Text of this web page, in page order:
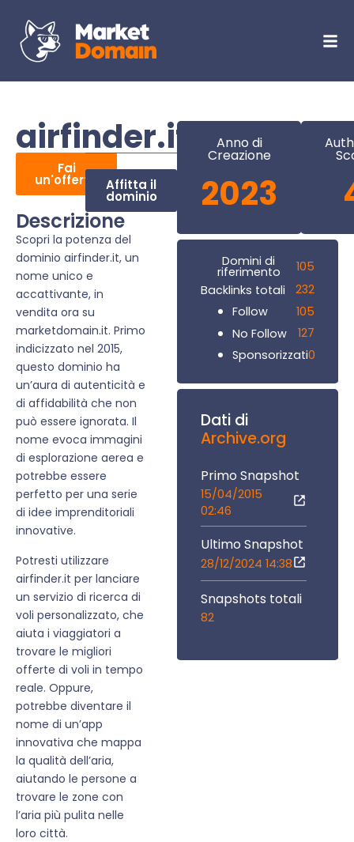
airfinder.it
Fai
un'offerta Affitta il
dominio
Descrizione
Scopri la potenza del
dominio airfinder.it, un
nome unico e
accattivante, in
vendita ora su
marketdomain.it. Primo
indicizzato nel 2015,
questo dominio ha
un’aura di autenticità e
di affidabilità che non
può essere ignorata. Il
nome evoca immagini
di esplorazione aerea e
potrebbe essere
perfetto per una serie
di idee imprenditoriali
innovative.
Potresti utilizzare
airfinder.it per lanciare
un servizio di ricerca di
voli personalizzato, che
aiuta i viaggiatori a
trovare le migliori
offerte di voli in tempo
reale. Oppure,
potrebbe diventare il
nome di un’app
innovativa che mappa
la qualità dell’aria,
aiutando le persone a
trovare le zone con
l’aria più pulita nelle
loro città.
Anno di
Creazione
2023
Domini di
riferimento
105
Backlinks totali
232
Follow
105
No Follow
127
Sponsorizzati0
Dati di
Archive.org
Primo Snapshot
15/04/2015
02:46
Ultimo Snapshot
28/12/2024 14:38
Snapshots totali
82